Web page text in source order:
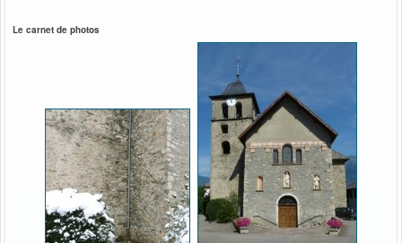
Le carnet de photos